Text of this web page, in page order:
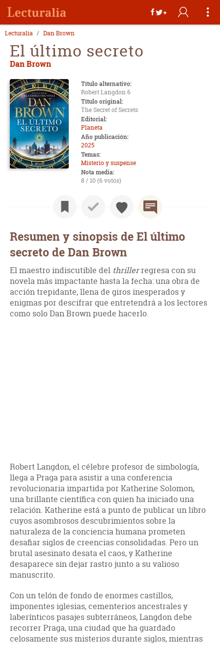
Lecturalia Dan Brown
El último secreto
Dan Brown
Título alternativo:
Robert Langdon 6
Título original:
The Secret of Secrets
Editorial:
Planeta
Año publicación:
2025
Temas:
Misterio y suspense
Nota media:
8 / 10 (6 votos)
Resumen y sinopsis de El último
secreto de Dan Brown
El maestro indiscutible del thrillerregresa con su
novela más impactante hasta la fecha: una obra de
acción trepidante, llena de giros inesperados y
enigmas por descifrar que entretendrá a los lectores
como solo Dan Brown puede hacerlo.
Robert Langdon, el célebre profesor de simbología,
llega a Praga para asistir a una conferencia
revolucionaria impartida por Katherine Solomon,
una brillante científica con quien ha iniciado una
relación. Katherine está a punto de publicar un libro
cuyos asombrosos descubrimientos sobre la
naturaleza de la conciencia humana prometen
desafiar siglos de creencias consolidadas. Pero un
brutal asesinato desata el caos, y Katherine
desaparece sin dejar rastro junto a su valioso
manuscrito.
Con un telón de fondo de enormes castillos,
imponentes iglesias, cementerios ancestrales y
laberínticos pasajes subterráneos, Langdon debe
recorrer Praga, una ciudad que ha guardado
celosamente sus misterios durante siglos, mientras